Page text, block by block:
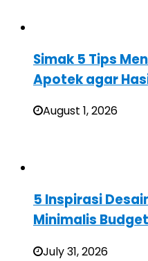
Simak 5 Tips
Apotek agar
August 1, 2026
5 Inspirasi
Minimalis
July 31, 2026